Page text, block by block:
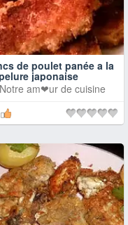
de poulet panée a la
japonaise
Notre am❤ur de cuisine